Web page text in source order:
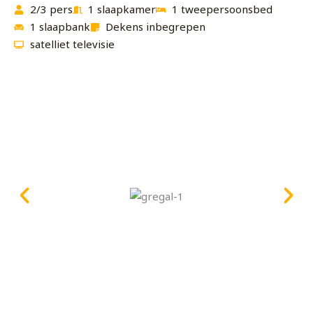
2/3 pers
1 slaapkamer
1 tweepersoonsbed
1 slaapbank
Dekens inbegrepen
satelliet televisie